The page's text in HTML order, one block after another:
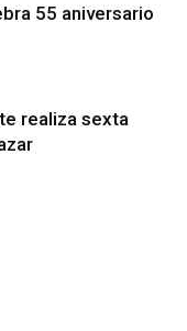
55 aniversario
realiza sexta